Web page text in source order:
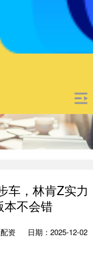
车，林肯Z实力
本不会错
资
日期：2025-12-02